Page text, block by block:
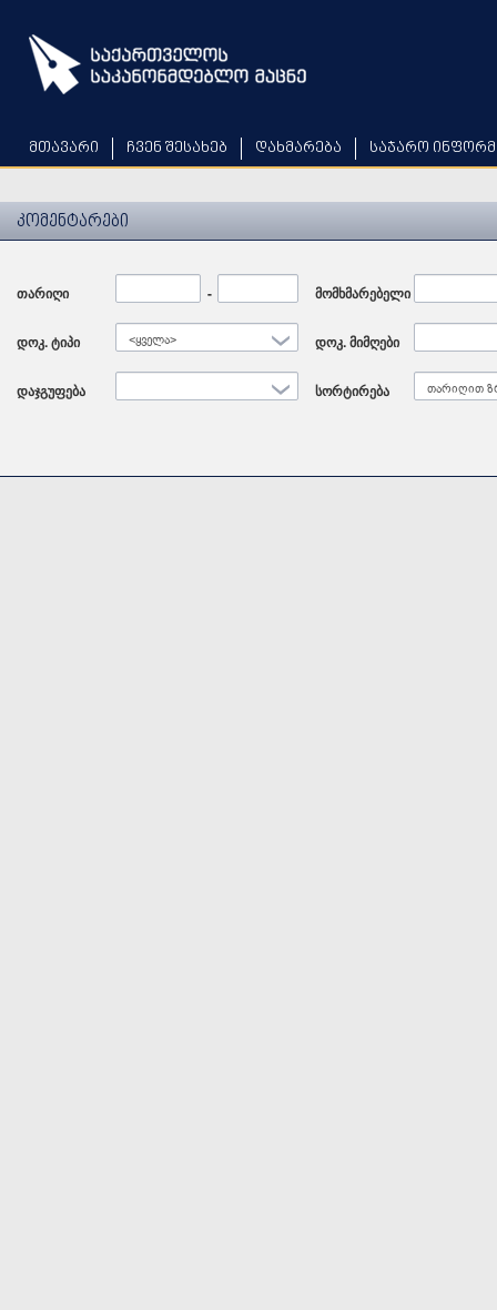
main
content
მთავარი ჩვენ შესახებ დახმარება საჯარო
კომენტარები
თარიღი - მომხმარებელი
დოკ. ტიპი <ყველა> დოკ. მიმღები
დაჯგუფება სორტირება თარიღით